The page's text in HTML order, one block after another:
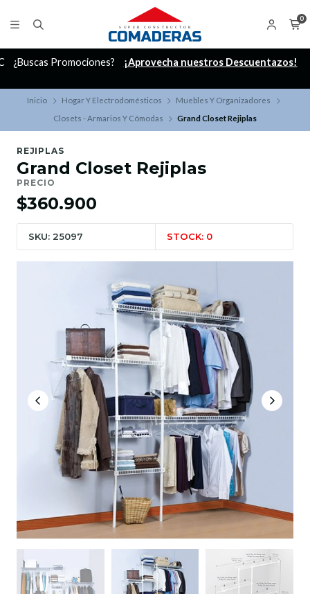
0
¿Buscas Promociones? ¡Aprovecha nuestros Descuentazos!
Inicio Hogar Y Electrodomésticos
Muebles Y Organizadores
Closets - Armarios Y Cómodas
Grand Closet Rejiplas
REJIPLAS
Grand Closet Rejiplas
PRECIO
$360.900
SKU: 25097 STOCK: 0